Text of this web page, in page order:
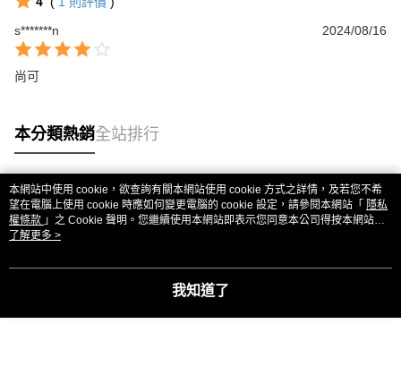
s*******n
2024/08/16
尚可
本分類熱銷全站排行
熱門標籤
本網站中使用 cookie，欲查詢有關本網站使用 cookie 方式之詳情，及若您不希
望在電腦上使用 cookie 時應如何變更電腦的 cookie 設定，請參閱本網站「 隱私
權條款 」之 Cookie 聲明。您繼續使用本網站即表示您同意本公司得按本網站使
用條款之 Cookie 聲明使用 cookie。
了解更多 >
我知道了